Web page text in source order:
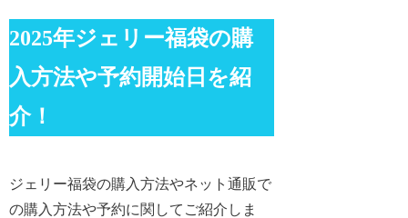
2025年ジェリー福袋の購
入方法や予約開始日を紹
介！
ジェリー福袋の購入方法やネット通販で
の購入方法や予約に関してご紹介しま